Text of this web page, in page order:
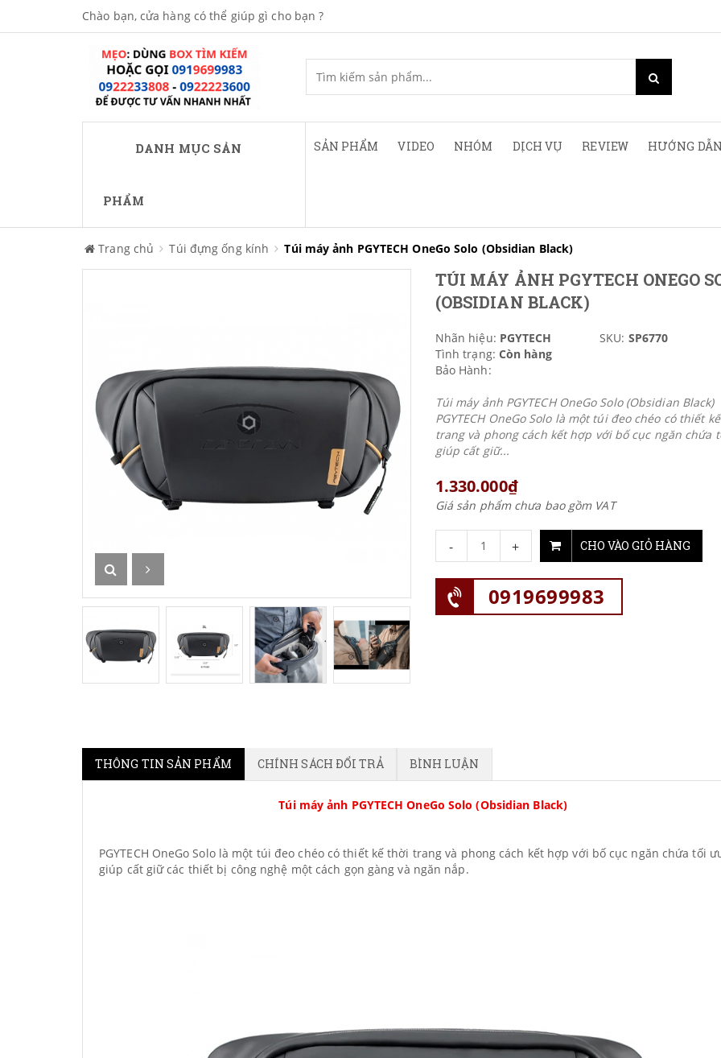
Chào bạn, cửa hàng có thể giúp gì cho bạn ?
DANH MỤC SẢN
PHẨM
SẢN PHẨM VIDEO NHÓM DỊCH VỤ REVIEW HƯỚNG
Trang chủ Túi đựng ống kính Túi máy ảnh PGYTECH OneGo Solo (Obsidian Black)
TÚI MÁY ẢNH PGYTECH ONEGO
(OBSIDIAN BLACK)
Nhãn hiệu: PGYTECH SKU: SP6770
Tình trạng: Còn hàng
Bảo Hành:
Túi máy ảnh PGYTECH OneGo Solo (Obsidian Black)
PGYTECH OneGo Solo là một túi đeo chéo có thiết
trang và phong cách kết hợp với bố cục ngăn chứa
giúp cất giữ...
1.330.000₫
Giá sản phẩm chưa bao gồm VAT
- + CHO VÀO GIỎ HÀNG
0919699983
THÔNG TIN SẢN PHẨM CHÍNH SÁCH ĐỔI TRẢ BÌNH LUẬN
Túi máy ảnh PGYTECH OneGo Solo (Obsidian Black)
PGYTECH OneGo Solo là một túi đeo chéo có thiết kế thời trang và phong cách kết hợp với bố cục ngăn chứa tối
giúp cất giữ các thiết bị công nghệ một cách gọn gàng và ngăn nắp.